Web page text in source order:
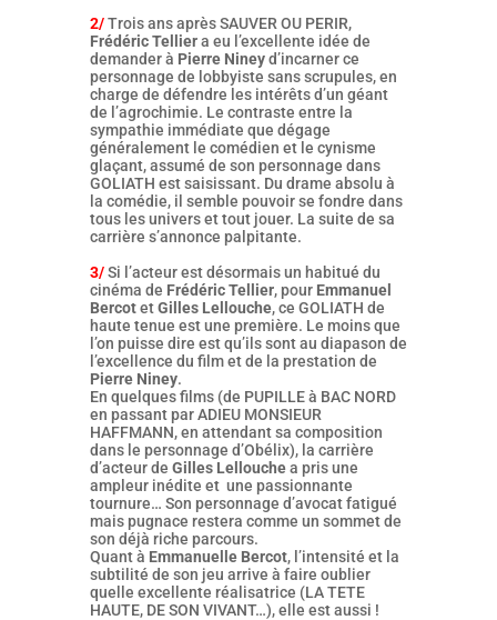
2/ Trois ans après SAUVER OU PERIR,
Frédéric Telliera eu l’excellente idée de
demander à Pierre Nineyd’incarner ce
personnage de lobbyiste sans scrupules, en
charge de défendre les intérêts d’un géant
de l’agrochimie. Le contraste entre la
sympathie immédiate que dégage
généralement le comédien et le cynisme
glaçant, assumé de son personnage dans
GOLIATH est saisissant. Du drame absolu à
la comédie, il semble pouvoir se fondre dans
tous les univers et tout jouer. La suite de sa
carrière s’annonce palpitante.
3/Si l’acteur est désormais un habitué du
cinéma de Frédéric Tellier, pour Emmanuel
BercotetGilles Lellouche, ce GOLIATH de
haute tenue est une première. Le moins que
l’on puisse dire est qu’ils sont au diapason de
l’excellence du film et de la prestation de
Pierre Niney.
En quelques films (de PUPILLE à BAC NORD
en passant par ADIEU MONSIEUR
HAFFMANN, en attendant sa composition
dans le personnage d’Obélix), la carrière
d’acteur de Gilles Lellouchea pris une
ampleur inédite et une passionnante
tournure… Son personnage d’avocat fatigué
mais pugnace restera comme un sommet de
son déjà riche parcours.
Quant à Emmanuelle Bercot, l’intensité et la
subtilité de son jeu arrive à faire oublier
quelle excellente réalisatrice (LA TETE
HAUTE, DE SON VIVANT…), elle est aussi !